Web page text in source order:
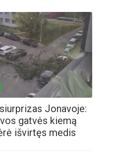
Jonavoje:
gatvės kiemą
išvirtęs medis